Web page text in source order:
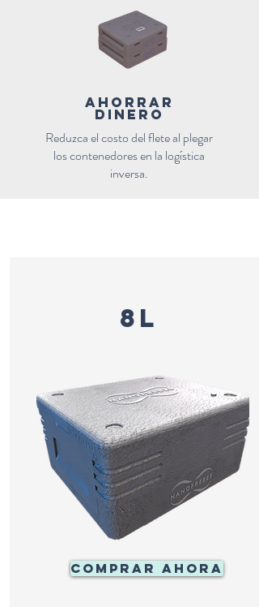
ahorrar
dinero
Reduzca el costo del flete al plegar
los contenedores en la logística
inversa.
8L
COMPRAR AHORA